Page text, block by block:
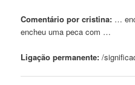
Comentário por cristina: …
encheu uma peca com …
Ligação permanente: /